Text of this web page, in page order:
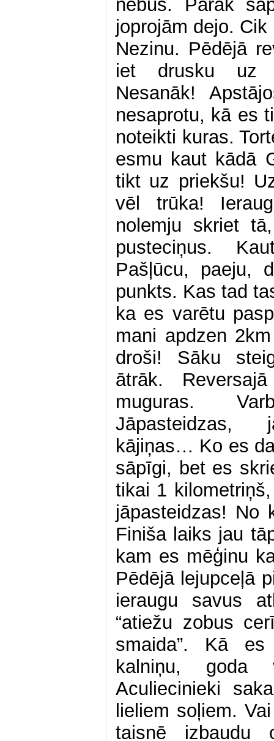
nebūs. Pārāk
joprojām dejo.
Nezinu. Pēdējā
iet drusku uz
Nesanāk!
nesaprotu, kā es
noteikti kuras.
esmu kaut kādā
tikt uz priekšu!
vēl trūka!
nolemju skriet
pusteciņus.
Pašļūcu, paeju,
punkts. Kas tad
ka es varētu
mani apdzen
droši! Sāku
ātrāk.
muguras.
Jāpasteidzas,
kājiņas… Ko es
sāpīgi, bet es
tikai 1
jāpasteidzas! No
Finiša laiks jau
kam es mēģinu
Pēdējā lejupceļā
ieraugu savus
“atiežu zobus
smaida”. Kā
kalniņu, goda
Aculiecinieki
lieliem soļiem.
taisnē izbaudu